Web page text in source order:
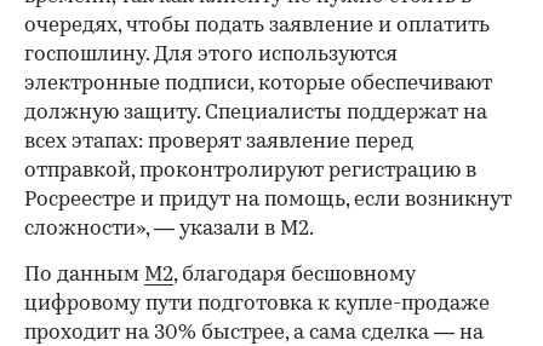
очередях, чтобы подать заявление и оплатить
госпошлину. Для этого используются
электронные подписи, которые обеспечивают
должную защиту. Специалисты поддержат на
всех этапах: проверят заявление перед
отправкой, проконтролируют регистрацию в
Росреестре и придут на помощь, если возникнут
сложности», — указали в M2.
По данным М2, благодаря бесшовному
цифровому пути подготовка к купле-продаже
проходит на 30% быстрее, а сама сделка — на